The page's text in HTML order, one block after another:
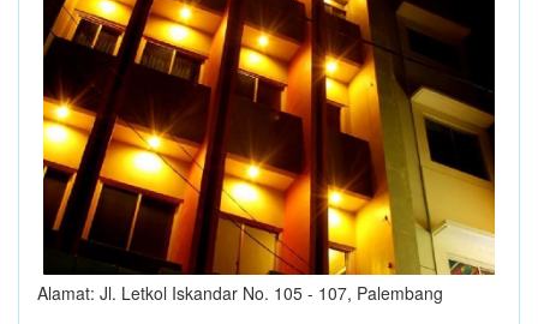
Alamat: Jl. Letkol Iskandar No. 105 - 107, Palembang